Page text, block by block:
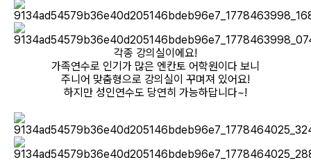
각종 강의실이에요!
가족연수로 인기가 많은 엔칸토 어학원이다 보니
주니어 맞춤형으로 강의실이 꾸며져 있어요!
하지만 성인연수도 당연히 가능하답니다~!